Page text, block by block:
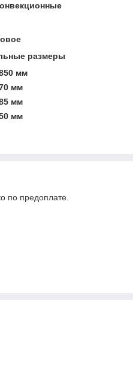
размеры
мм
мм
мм
мм
по предоплате.